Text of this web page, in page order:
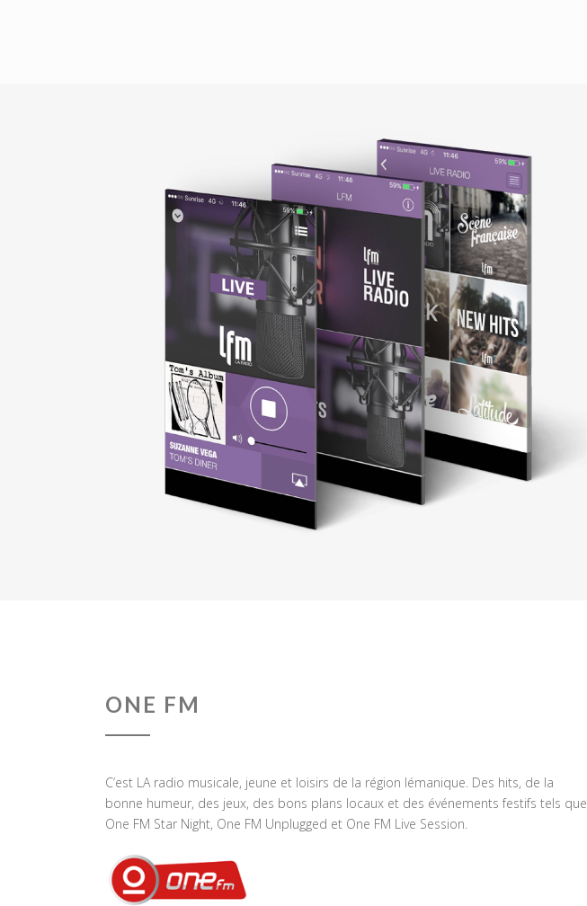
ONE FM
C’est LA radio musicale, jeune et loisirs de la région lémanique. Des hits, de la
bonne humeur, des jeux, des bons plans locaux et des événements festifs tels que
One FM Star Night, One FM Unplugged et One FM Live Session.